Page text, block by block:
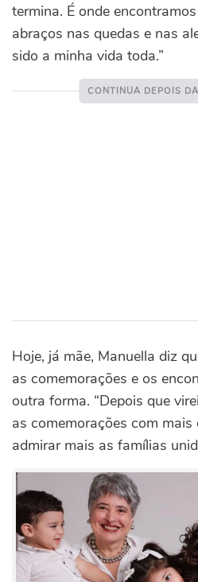
termina. É onde
abraços nas quedas e nas
sido a minha vida toda.”
Hoje, já mãe, Manuella diz
as comemorações e os
outra forma. “Depois que
as comemorações com
admirar mais as famílias